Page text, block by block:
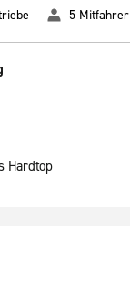
5 Mitfahrer
Hardtop